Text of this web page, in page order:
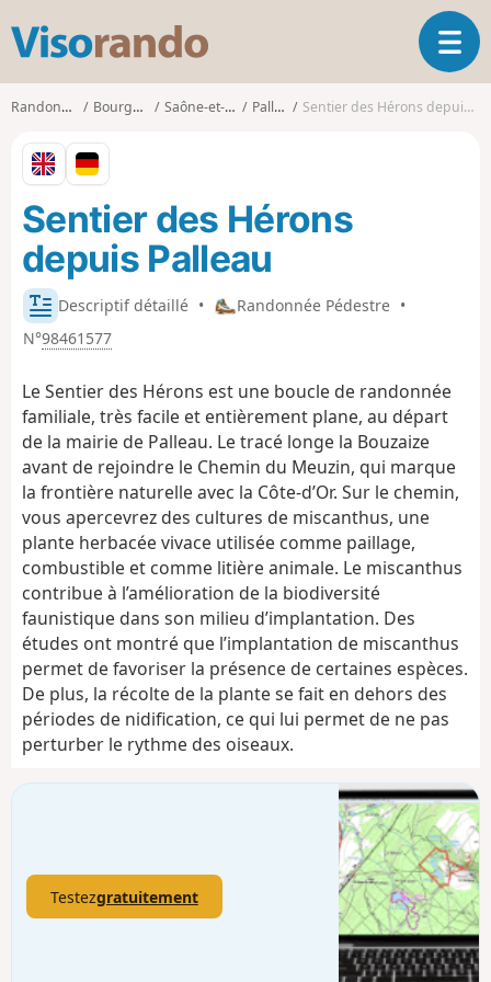
s
o
o
O
u
i
Randonnées Bourgogne Saône-et-Loire Palleau Sentier des Hérons depuis Palleau
Descriptif détaillé • Randonnée Pédestre •
N°98461577
Sentier des Hérons
depuis Palleau
Le Sentier des Hérons est une boucle de randonnée
familiale, très facile et entièrement plane, au départ
de la mairie de Palleau. Le tracé longe la Bouzaize
avant de rejoindre le Chemin du Meuzin, qui marque
la frontière naturelle avec la Côte-d’Or. Sur le chemin,
vous apercevrez des cultures de miscanthus, une
plante herbacée vivace utilisée comme paillage,
combustible et comme litière animale. Le miscanthus
contribue à l’amélioration de la biodiversité
faunistique dans son milieu d’implantation. Des
études ont montré que l’implantation de miscanthus
permet de favoriser la présence de certaines espèces.
De plus, la récolte de la plante se fait en dehors des
périodes de nidification, ce qui lui permet de ne pas
perturber le rythme des oiseaux.
Testezgratuitement